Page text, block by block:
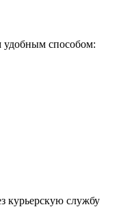
способом:
курьерскую службу